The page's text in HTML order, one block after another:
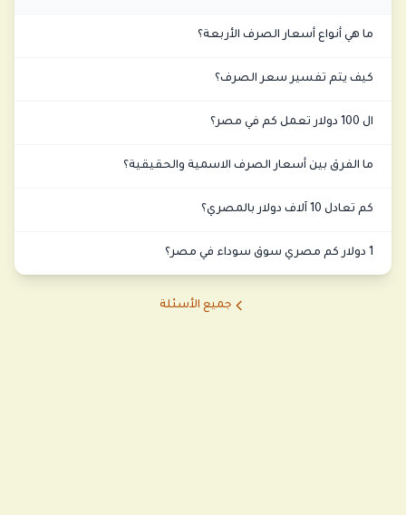
ما هي أنواع أسعار الصرف الأربعة؟
كيف يتم تفسير سعر الصرف؟
ال 100 دولار تعمل كم في مصر؟
ما الفرق بين أسعار الصرف الاسمية والحقيقية؟
كم تعادل 10 آلاف دولار بالمصري؟
1 دولار كم مصري سوق سوداء في مصر؟
جميع الأسئلة